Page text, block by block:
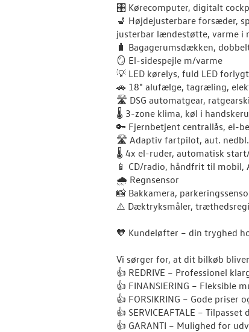
🎛️ Kørecomputer, digitalt
💺 Højdejusterbare forsæder,
justerbar lændestøtte, varme i
🧳 Bagagerumsdækken,
🪞 El-sidespejle m/varme
💡 LED kørelys, fuld LED
🚗 18" alufælge, tagræling,
🛣️ DSG automatgear,
🌡️ 3-zone klima, køl i
🔑 Fjernbetjent centrallås, el-
🛣️ Adaptiv fartpilot, aut.
🌡️ 4x el-ruder, automatisk
📱 CD/radio, håndfrit til mobil,
🌧️ Regnsensor
📸 Bakkamera,
⚠️ Dæktryksmåler,
🧡 Kundeløfter – din tryghed
Vi sørger for, at dit bilkøb
👍 REDRIVE – Professionel
👍 FINANSIERING – Fleksible
👍 FORSIKRING – Gode priser
👍 SERVICEAFTALE – Tilpasset
👍 GARANTI – Mulighed for